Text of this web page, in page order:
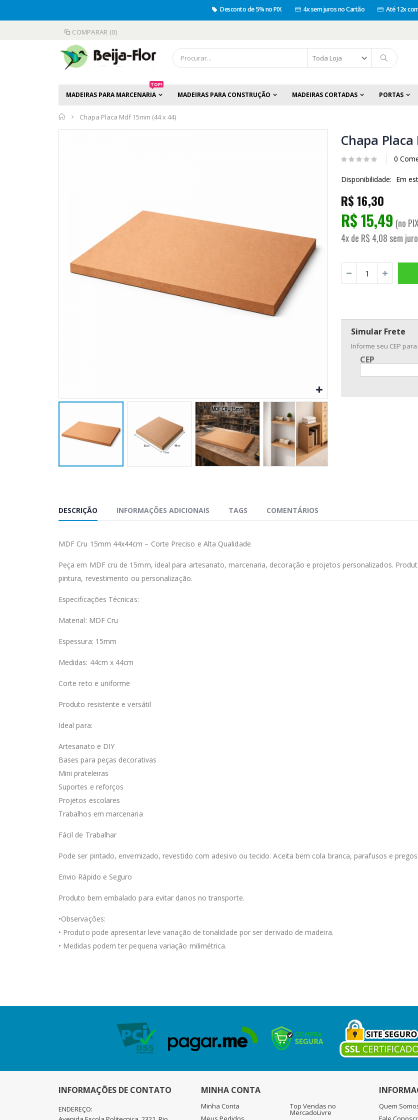
Desconto de 5% no PIX 4x sem juros no Cartão Até 12x
COMPARAR (0)
MADEIRAS PARA MARCENARIA
TOP!
MADEIRAS PARA CONSTRUÇÃO MADEIRAS CORTADAS PORTAS
Início
Chapa Placa Mdf 15mm (44 x 44)
Chapa
0
Disponibilidade: Em
R$ 16,30
R$ 15,49 (no
4x de R$ 4,08 sem
Simular Frete
Informe seu CEP
CEP
DESCRIÇÃO INFORMAÇÕES ADICIONAIS TAGS COMENTÁRIOS
MDF Cru 15mm 44x44cm – Corte Preciso e Alta Qualidade
Peça em MDF cru de 15mm, ideal para artesanato, marcenaria, decoração e projetos personalizados.
pintura, revestimento ou personalização.
Especificações Técnicas:
Material: MDF Cru
Espessura: 15mm
Medidas: 44cm x 44cm
Corte reto e uniforme
Produto resistente e versátil
Ideal para:
Artesanato e DIY
Bases para peças decorativas
Mini prateleiras
Suportes e reforços
Projetos escolares
Trabalhos em marcenaria
Fácil de Trabalhar
Pode ser pintado, envernizado, revestido com adesivo ou tecido. Aceita bem cola branca, parafusos e
Envio Rápido e Seguro
Produto bem embalado para evitar danos no transporte.
•Observações:
• Produto pode apresentar leve variação de tonalidade por ser derivado de madeira.
• Medidas podem ter pequena variação milimétrica.
INFORMAÇÕES DE CONTATO
ENDEREÇO:
MINHA CONTA
Minha Conta
Top Vendas no
MercadoLivre
Quem